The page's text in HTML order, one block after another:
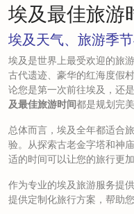
埃及最佳旅游
埃及天气、旅游季
埃及是世界上最受欢迎的旅
古代遗迹、豪华的红海度假
论您是第一次前往埃及，还
及最佳旅游时间都是规划完
总体而言，埃及全年都适合
验。从探索古老金字塔和神
适的时间可以让您的旅行更加
作为专业的埃及旅游服务提供
提供定制化旅行方案，帮助